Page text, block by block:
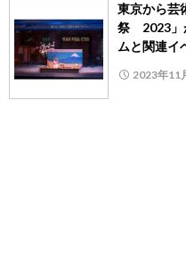
東京から芸
祭 2023」
ムと関連イ
2023年11